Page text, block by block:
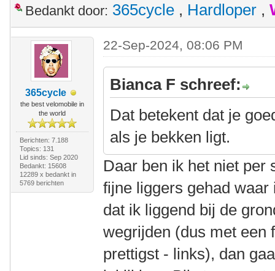
Bedankt door: 365cycle , Hardloper ,
365cycle
the best velomobile in
the world
Berichten: 7.188
Topics: 131
Lid sinds: Sep 2020
Bedankt: 15608
12289 x bedankt in
5769 berichten
22-Sep-2024, 08:06 PM
Bianca F schreef:
Dat betekent dat je
als je bekken ligt.
Daar ben ik het niet per
fijne liggers gehad
dat ik liggend bij de
wegrijden (dus met een
prettigst - links), dan